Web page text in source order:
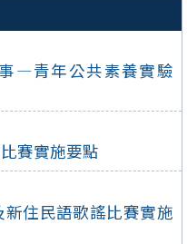
—青年公共素養實驗
賽實施要點
住民語歌謠比賽實施